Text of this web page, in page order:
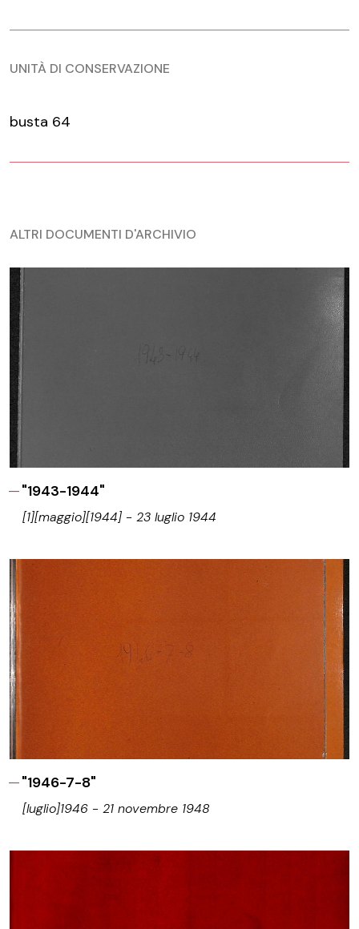
UNITÀ DI CONSERVAZIONE
busta 64
ALTRI DOCUMENTI D'ARCHIVIO
"1943-1944"
[1][maggio][1944] - 23 luglio 1944
"1946-7-8"
[luglio]1946 - 21 novembre 1948